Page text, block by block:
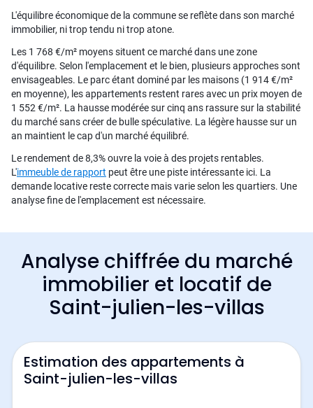
L'équilibre économique de la commune se reflète dans son marché
immobilier, ni trop tendu ni trop atone.
Les 1 768 €/m² moyens situent ce marché dans une zone
d'équilibre. Selon l'emplacement et le bien, plusieurs approches sont
envisageables. Le parc étant dominé par les maisons (1 914 €/m²
en moyenne), les appartements restent rares avec un prix moyen de
1 552 €/m². La hausse modérée sur cinq ans rassure sur la stabilité
du marché sans créer de bulle spéculative. La légère hausse sur un
an maintient le cap d'un marché équilibré.
Le rendement de 8,3% ouvre la voie à des projets rentables.
L'immeuble de rapport peut être une piste intéressante ici. La
demande locative reste correcte mais varie selon les quartiers. Une
analyse fine de l'emplacement est nécessaire.
Analyse chiffrée du marché
immobilier et locatif de
Saint-julien-les-villas
Estimation des appartements à
Saint-julien-les-villas